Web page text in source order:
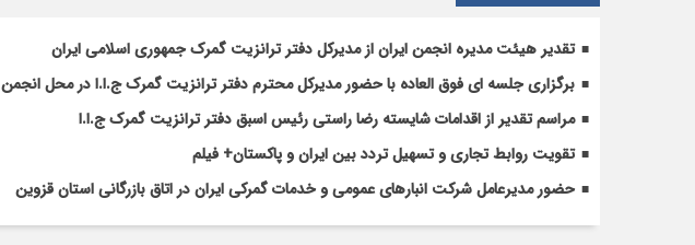
تقدیر هیئت مدیره انجمن ایران از مدیرکل دفتر ترانزیت گمرک جمهوری اسلامی ایران
برگزاری جلسه ای فوق العاده با حضور مدیرکل محترم دفتر ترانزیت گمرک ج.ا.ا در محل انجمن
مراسم تقدیر از اقدامات شایسته رضا راستی رئیس اسبق دفتر ترانزیت گمرک ج.ا.ا
تقویت روابط تجاری و تسهیل تردد بین ایران و پاکستان+ فیلم
حضور مدیرعامل شرکت انبارهای عمومی و خدمات گمرکی ایران در اتاق بازرگانی استان قزوین